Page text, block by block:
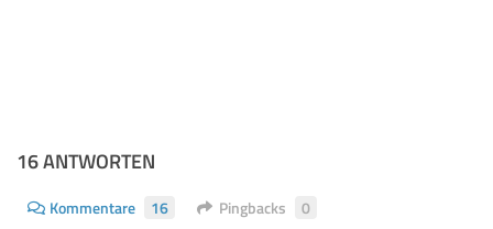
16 ANTWORTEN
Kommentare 16 Pingbacks 0